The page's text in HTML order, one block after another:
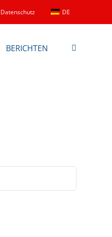
Datenschutz DE
BERICHTEN